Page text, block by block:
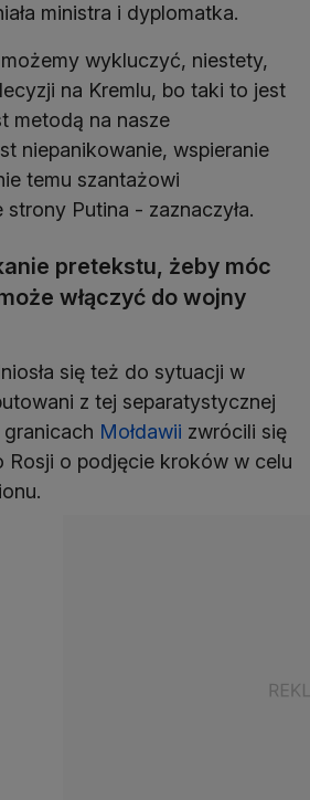
ministra i dyplomatka.
możemy wykluczyć, niestety,
na Kremlu, bo taki to jest
metodą na nasze
niepanikowanie, wspieranie
temu szantażowi
Putina - zaznaczyła.
pretekstu, żeby móc
włączyć do wojny
się też do sytuacji w
z tej separatystycznej
Mołdawii zwrócili się
o podjęcie kroków w celu